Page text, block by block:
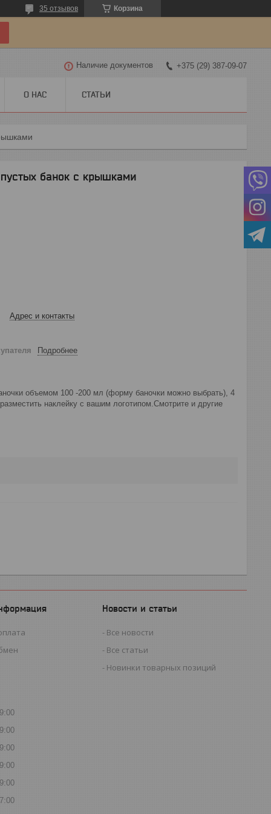
Корзина
35 отзывов
Наличие документов +375 (29) 387-09-07
О НАС СТАТЬИ
банок с крышками
Адрес и контакты
Подробнее
объемом 100 -200 мл (форму баночки можно выбрать), 4
наклейку с вашим логотипом.Смотрите и другие
Новости и статьи
Все новости
Все статьи
Новинки товарных позиций